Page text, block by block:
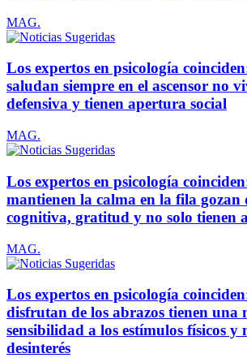
MAG.
Los expertos en psicología
saludan siempre en el ascensor no
defensiva y tienen apertura social
MAG.
Los expertos en psicología
mantienen la calma en la fila gozan
cognitiva, gratitud y no solo tienen
MAG.
Los expertos en psicología
disfrutan de los abrazos tienen una
sensibilidad a los estímulos físicos y
desinterés